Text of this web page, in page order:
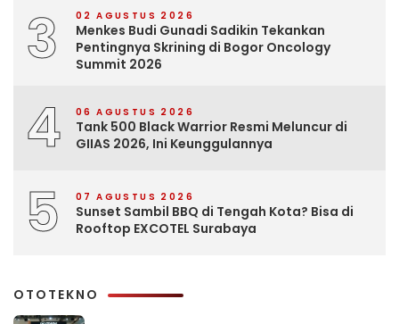
3 02 AGUSTUS 2026
Menkes Budi Gunadi Sadikin Tekankan
Pentingnya Skrining di Bogor Oncology
Summit 2026
4 06 AGUSTUS 2026
Tank 500 Black Warrior Resmi Meluncur di
GIIAS 2026, Ini Keunggulannya
5 07 AGUSTUS 2026
Sunset Sambil BBQ di Tengah Kota? Bisa di
Rooftop EXCOTEL Surabaya
OTOTEKNO